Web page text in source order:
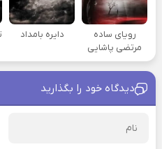
رویای ساده
مرتضی پاشایی
دایره بامداد
دیدگاه خود را بگذارید